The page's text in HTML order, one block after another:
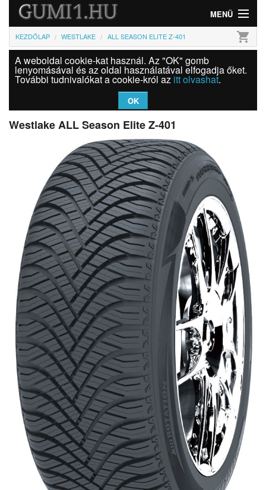
MENÜ
Gumi
Felni
Szolgáltatások
KEZDŐLAP WESTLAKE ALL SEASON ELITE Z-401 shopping_cart
A weboldal cookie-kat használ. Az "OK" gomb
lenyomásával és az oldal használatával elfogadja őket.
További tudnivalókat a cookie-król az itt olvashat.
OK
Westlake ALL Season Elite Z-401